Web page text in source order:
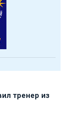
тренер из